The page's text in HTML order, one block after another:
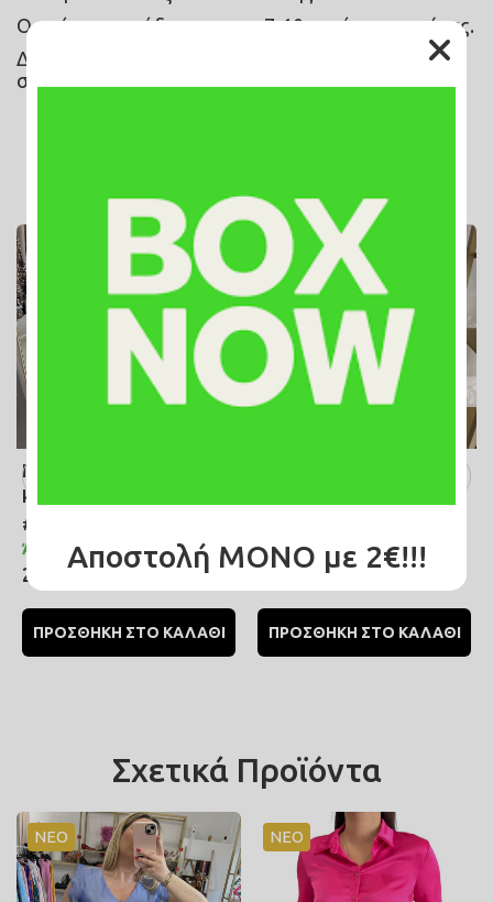
Ο χρόνος παράδοσης ειναι 7-10 εργάσιμες ημέρες.
Δεν υποστηρίζετε η αντικαταβολή για αποστολές
στην Κύπρο.
Πουκάμισο σατινέ
μαύρο
#C246
Άμεσα διαθέσιμο
25,00€
ΠΡΟΣΘΗΚΗ ΣΤΟ ΚΑΛΑΘΙ
ΝΕΟ
Άμεσα διαθέσιμο
25,00€
ΠΡΟΣΘΗΚΗ ΣΤΟ ΚΑΛΑΘΙ
Σχετικά Προϊόντα
ΝΕΟ ΝΕΟ
Αποστολή ΜΟΝΟ με 2€!!!